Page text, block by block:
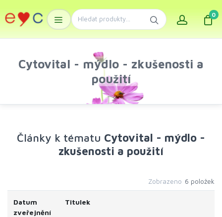
0
Cytovital - mýdlo - zkušenosti a
použití
Články k tématu Cytovital - mýdlo -
zkušenosti a použití
Zobrazeno 6 položek
Datum
zveřejnění
Titulek